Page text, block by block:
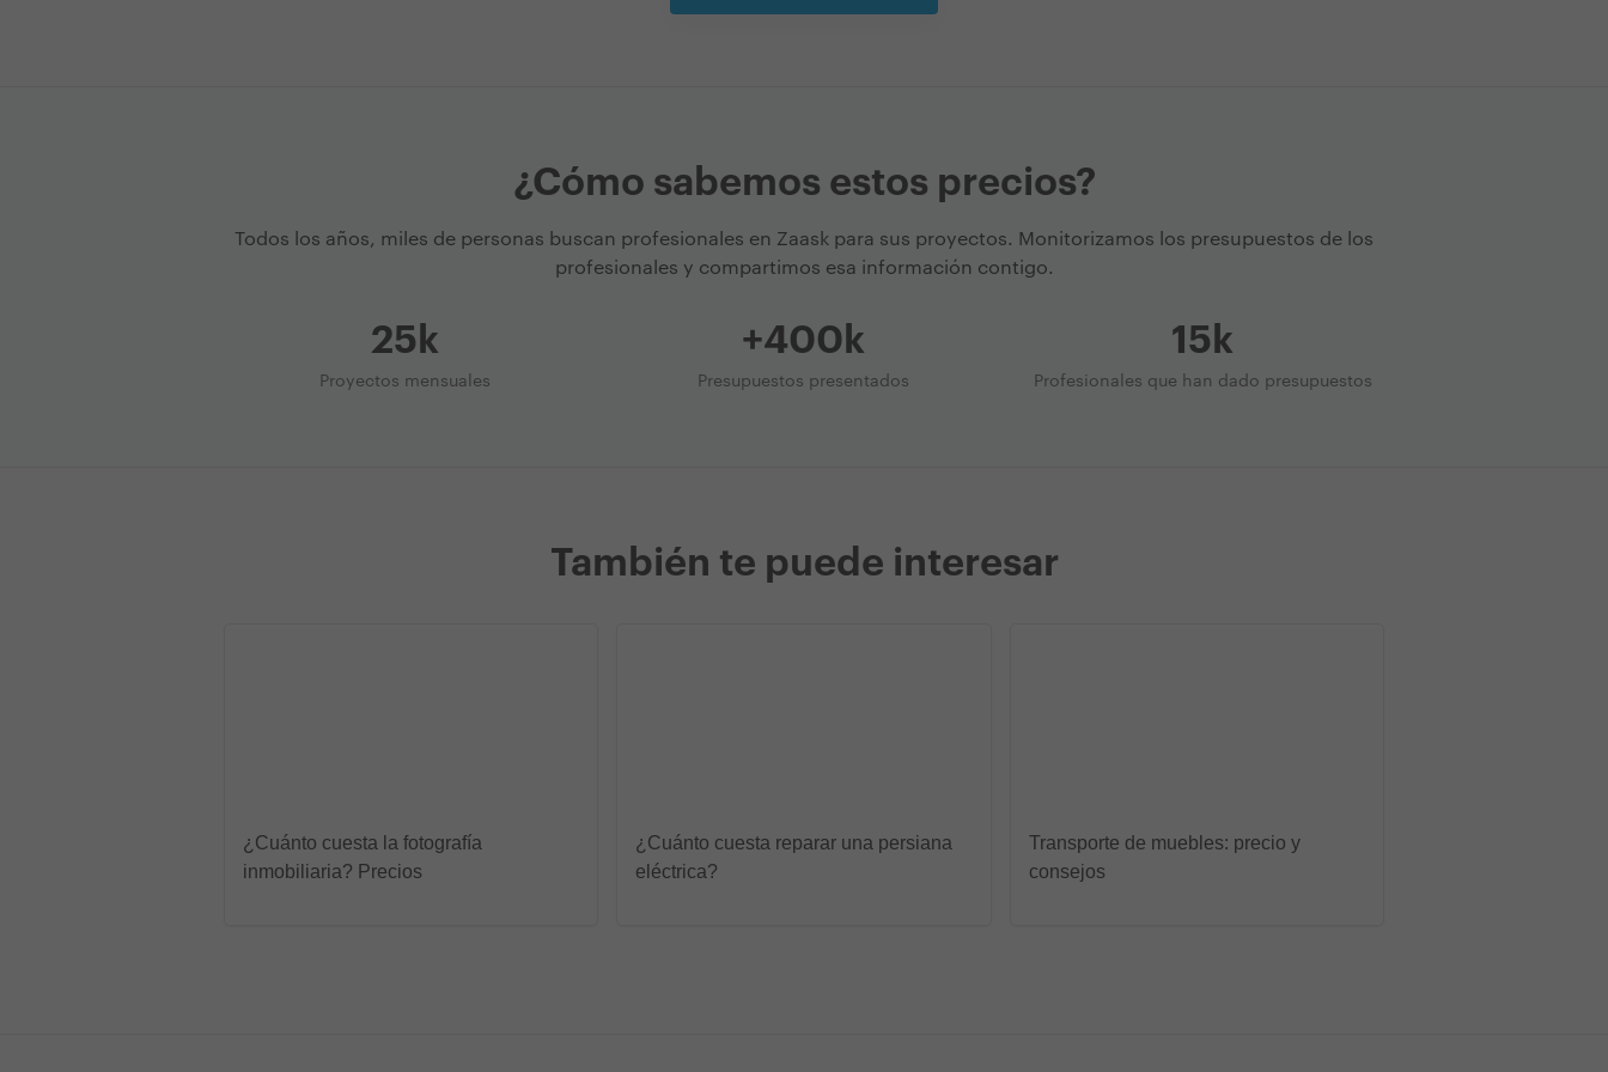
¿Cómo sabemos estos precios?
Todos los años, miles de personas buscan profesionales en Zaask para sus proyectos. Monitorizamos los presupuestos de los
profesionales y compartimos esa información contigo.
25k
Proyectos mensuales
+400k
Presupuestos presentados
15k
Profesionales que han dado presupuestos
También te puede interesar
¿Cuánto cuesta la fotografía
inmobiliaria? Precios
¿Cuánto cuesta reparar una persiana
eléctrica?
Transporte de muebles: precio y
consejos